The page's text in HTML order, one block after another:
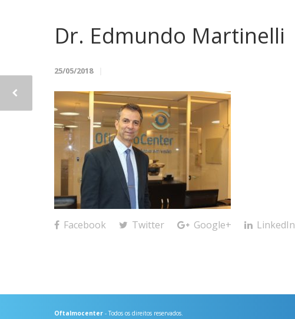
Dr. Edmundo Martinelli
25/05/2018
Facebook Twitter Google+ LinkedIn
Oftalmocenter - Todos os direitos reservados.